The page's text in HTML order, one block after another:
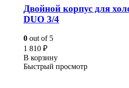
Двойной корпус для
DUO 3/4
0 out of 5
1 810 ₽
В корзину
Быстрый просмотр